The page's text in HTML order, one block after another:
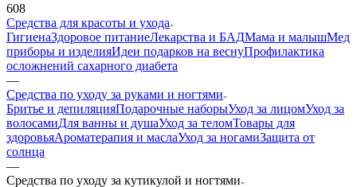
608
Средства для красоты и ухода
ГигиенаЗдоровое питаниеЛекарства и БАДМама и малышМед
приборы и изделияИдеи подарков на веснуПрофилактика
осложнений сахарного диабета
—
Средства по уходу за руками и ногтями
Бритье и депиляцияПодарочные наборыУход за лицомУход за
волосамиДля ванны и душаУход за теломТовары для
здоровьяАроматерапия и маслаУход за ногамиЗащита от
солнца
—
Средства по уходу за кутикулой и ногтями